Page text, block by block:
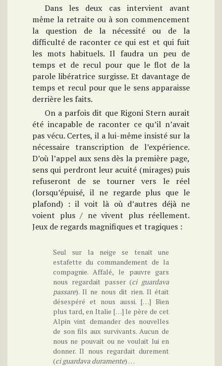
Dans les deux cas intervient avant
même la retraite ou à son commencement
la question de la nécessité ou de la
difficulté de raconter ce qui est et qui fuit
les mots habituels. Il faudra un peu de
temps et de recul pour que le flot de la
parole libératrice surgisse. Et davantage de
temps et recul pour que le sens apparaisse
derrière les faits.
On a parfois dit que Rigoni Stern aurait
été incapable de raconter ce qu’il n’avait
pas vécu. Certes, il a lui-même insisté sur la
nécessaire transcription de l’expérience.
D’où l’appel aux sens dès la première page,
sens qui perdront leur acuité (mirages) puis
refuseront de se tourner vers le réel
(lorsqu’épuisé, il ne regarde plus que le
plafond) : il voit là où d’autres déjà ne
voient plus / ne vivent plus réellement.
Jeux de regards magnifiques et tragiques :
Seul sur la neige se tenait une
estafette du commandement de la
compagnie. Affalé, le pauvre gars
nous regardait passer (ci guardava
passare). Il ne nous dit rien. Il était
désespéré et nous aussi. […] Bien
plus tard, en Italie […] le père de cet
Alpin vint demander des nouvelles
de son fils aux survivants. Aucun de
nous ne pouvait ou ne voulait lui en
donner. Il nous regardait durement
(ci guardava duramente) …